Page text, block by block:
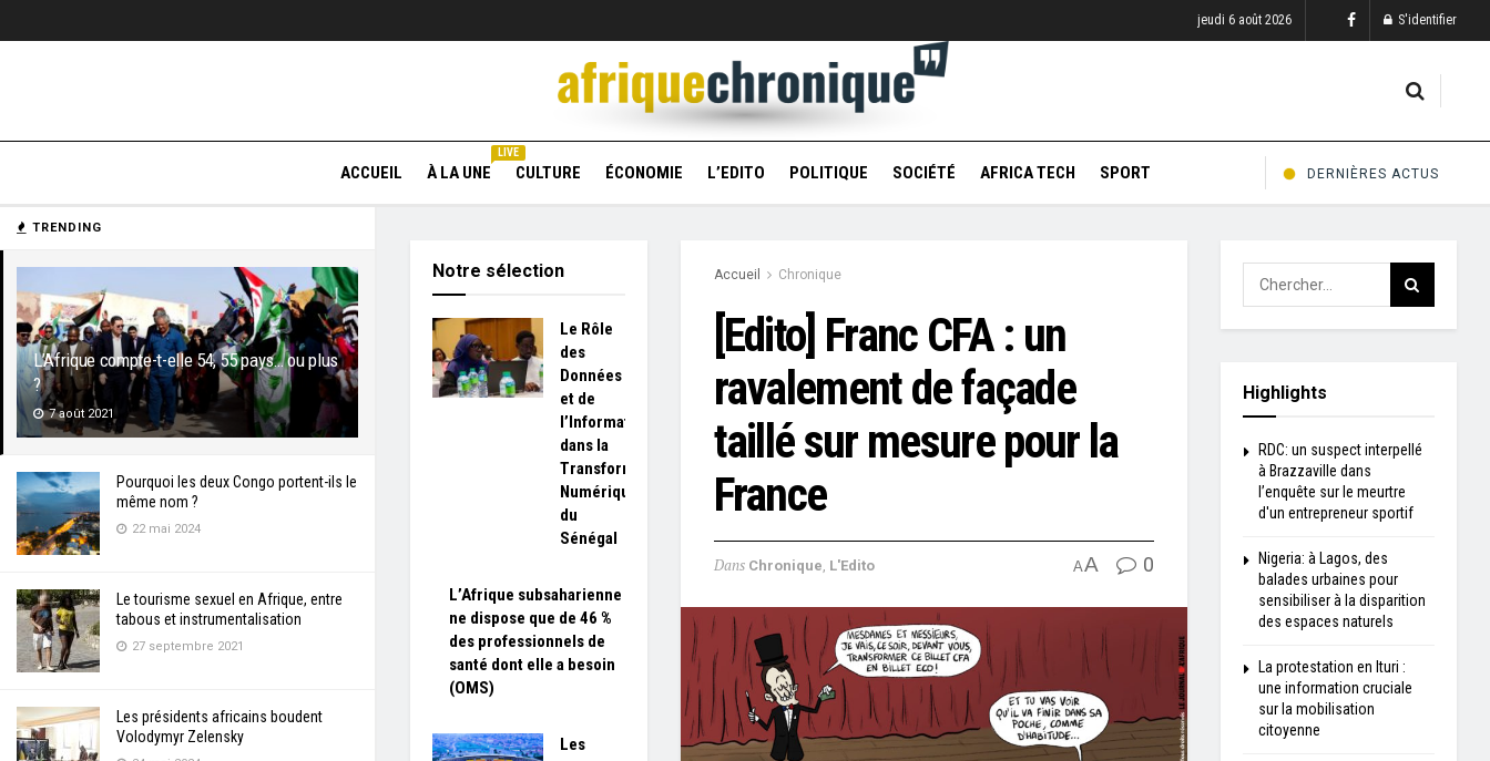
TRENDING
L’Afrique compte-t-elle 54, 55 pays… ou plus
?
7 août 2021
Pourquoi les deux Congo portent-ils le
même nom ?
22 mai 2024
Le tourisme sexuel en Afrique, entre
tabous et instrumentalisation
27 septembre 2021
Les présidents africains boudent
Volodymyr Zelensky
jeudi 6 août 2026 S'identifier
ACCUEIL À LA UNE
LIVE
CULTURE ÉCONOMIE L’EDITO POLITIQUE SOCIÉTÉ AFRICA TECH SPORT DERNIÈRES ACTUS
Accueil Chronique
[Edito] Franc CFA : un
ravalement de façade
taillé sur mesure pour la
France
Dans Chronique, L'Edito AA 0
Notre sélection
Le Rôle
des
Données
et de
l’Information
dans la
Transformation
Numérique
du
Sénégal
L’Afrique subsaharienne
ne dispose que de 46 %
des professionnels de
santé dont elle a besoin
(OMS)
Les
Highlights
RDC: un suspect interpellé
à Brazzaville dans
l’enquête sur le meurtre
d'un entrepreneur sportif
Nigeria: à Lagos, des
balades urbaines pour
sensibiliser à la disparition
des espaces naturels
La protestation en Ituri :
une information cruciale
sur la mobilisation
citoyenne